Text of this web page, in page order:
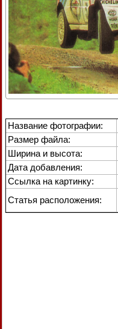
Название фотографии:
Размер файла:
Ширина и высота:
Дата добавления:
Ссылка на картинку:
Статья расположения: